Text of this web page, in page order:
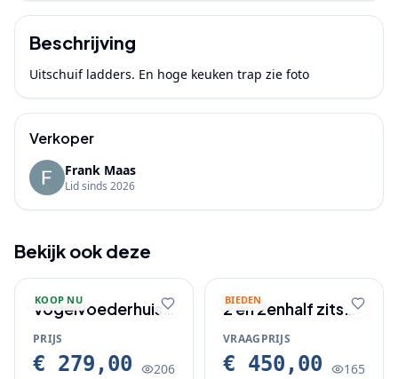
Beschrijving
Uitschuif ladders. En hoge keuken trap zie foto
Verkoper
Frank Maas
Lid sinds 2026
Bekijk ook deze
KOOP NU
Vogelvoederhuis
Groot Struis
Raben XXL
PRIJS
€ 279,00 206
BIEDEN
2 en 2enhalf zits
bankstel per half
maart ongeveer
VRAAGPRIJS
€ 450,00 165